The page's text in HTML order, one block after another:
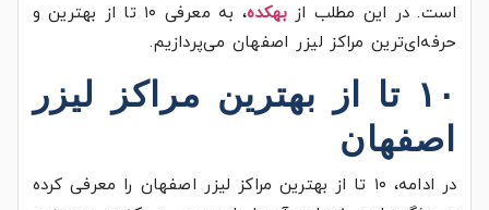
است. در این مطلب از بهکده
، به معرفی ۱۰ تا از بهترین و
حرفه‌ای‌ترین مراکز لیزر اصفهان می‌پردازیم.
۱۰ تا از بهترین مراکز لیزر
اصفهان
در ادامه، ۱۰ تا از بهترين مراكز ليزر اصفهان را معرفی کرده